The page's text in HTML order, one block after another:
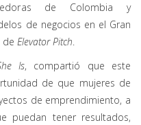
de Colombia y
de negocios en el Gran
de Elevator Pitch.
Is, compartió que este
de que mujeres de
de emprendimiento, a
puedan tener resultados,